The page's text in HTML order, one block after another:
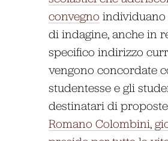
convegno
di indagine, anche in
specifico indirizzo
vengono concordate
studentesse e gli
destinatari di
Romano Colombini,